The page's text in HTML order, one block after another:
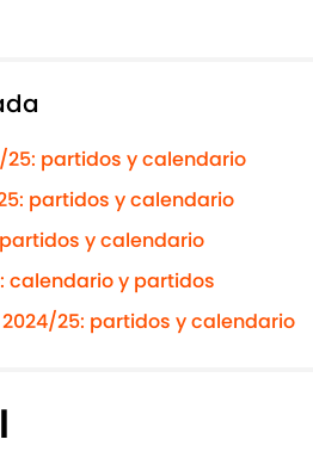
25: partidos y calendario
partidos y calendario
y calendario
calendario y partidos
25: partidos y calendario